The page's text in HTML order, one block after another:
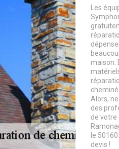
Les
maison.
Alors,
des
de votre
le
devis !